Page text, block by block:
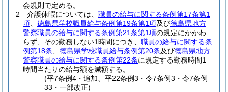
会規則で定める。
2
介護休暇については、 職員の給与に関する条例第17条第1
項
徳島県学校職員給与条例第19条第1項及び徳島県地方
警察職員の給与に関する条例第21条第1項の規定にかかわ
らず、その勤務しない1時間につき、 職員の給与に関する条
例第18条
徳島県学校職員給与条例第20条及び徳島県地方
警察職員の給与に関する条例第22条に規定する勤務時間1
時間当たりの給与額を減額する。
(平7条例4・追加、平22条例3・令7条例3・令7条例
33・一部改正)